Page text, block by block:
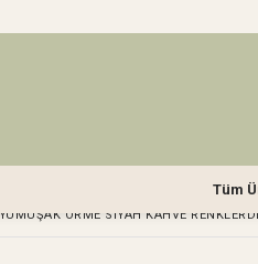
Tüm
YUMUŞAK ÖRME SIYAH KAHVE